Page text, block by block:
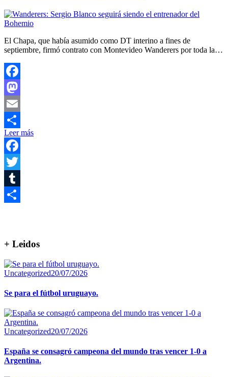
El Chapa, que había asumido como DT interino a fines de
septiembre, firmó contrato con Montevideo Wanderers por toda la…
Facebook
Mastodon
Email
Compartir
Leer más
Facebook
Twitter
Tumblr
+ Leidos
Uncategorized20/07/2026
Se para el fútbol uruguayo.
Uncategorized20/07/2026
España se consagró campeona del mundo tras vencer 1-0 a
Argentina.